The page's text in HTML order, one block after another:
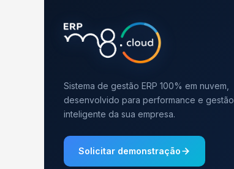
Sistema de gestão ERP 100% em nuvem,
desenvolvido para performance e gestão
inteligente da sua empresa.
Solicitar demonstração